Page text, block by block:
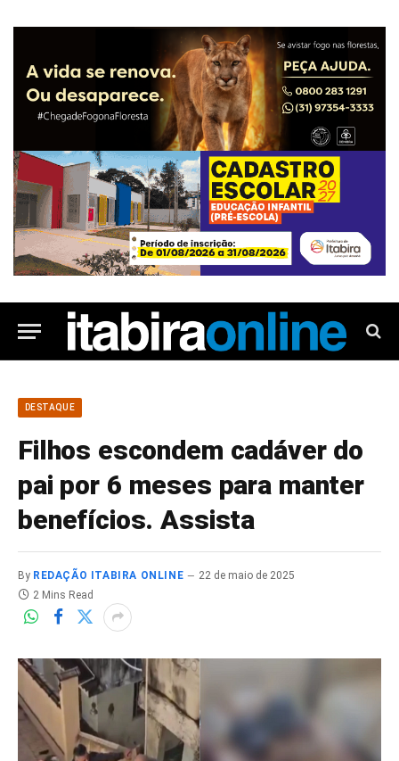
DESTAQUE
Filhos escondem cadáver do
pai por 6 meses para manter
benefícios. Assista
By REDAÇÃO ITABIRA ONLINE
22 de maio de 2025
2 Mins Read